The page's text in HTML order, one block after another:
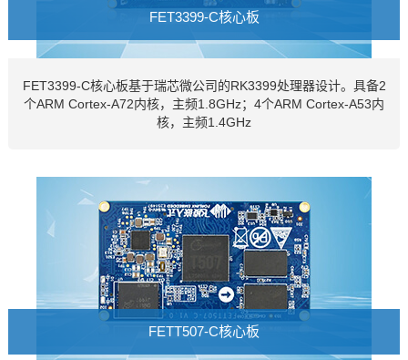
FET3399-C核心板
FET3399-C核心板基于瑞芯微公司的RK3399处理器设计。具备2
个ARM Cortex-A72内核，主频1.8GHz；4个ARM Cortex-A53内
核，主频1.4GHz
FETT507-C核心板